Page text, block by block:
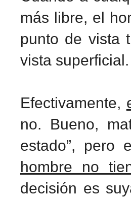
más libre, el
punto de vista
vista superficial.
Efectivamente,
no. Bueno,
estado”, pero
hombre no
decisión es